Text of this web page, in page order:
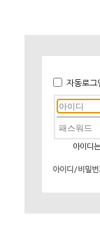
자동로그
아이디
아이디/비밀번